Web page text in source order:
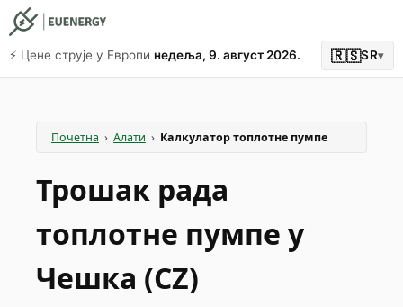
⚡️ Цене струје у Европи недеља, 9. август 2026. 🇷🇸SR▾
Почетна › Алати › Калкулатор топлотне пумпе
Трошак рада
топлотне пумпе у
Чешка (CZ)